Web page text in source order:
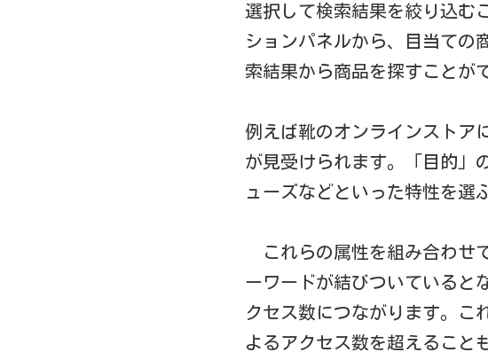
選択して検索結果を絞り込む
ションパネルから、目当ての
索結果から商品を探すことが
例えば靴のオンラインストア
が見受けられます。「目的」
ューズなどといった特性を選
これらの属性を組み合わせ
ーワードが結びついていると
クセス数につながります。こ
よるアクセス数を超えること